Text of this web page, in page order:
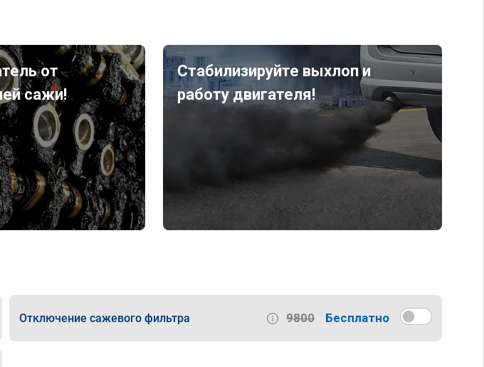
от
сажи!
Стабилизируйте выхлоп и
работу двигателя!
Отключение сажевого фильтра 9800 Бесплатно